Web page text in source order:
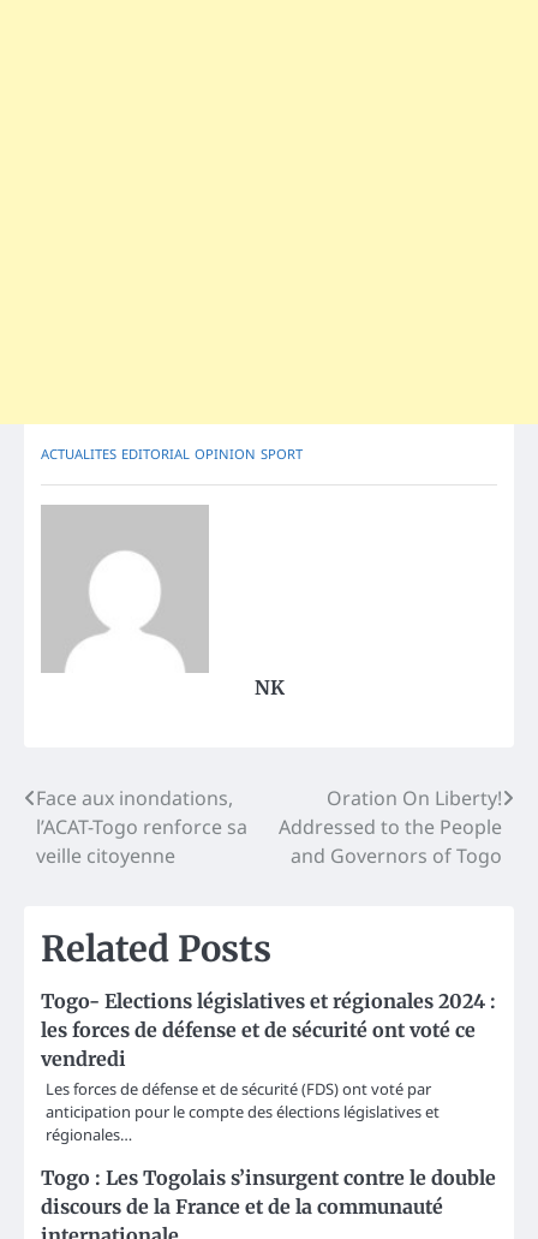
ACTUALITES EDITORIAL OPINION SPORT
NK
Post
navigation
Face aux inondations,
l’ACAT-Togo renforce sa
veille citoyenne
Oration On Liberty!
Addressed to the People
and Governors of Togo
Related Posts
Togo- Elections législatives et régionales 2024 :
les forces de défense et de sécurité ont voté ce
vendredi
Les forces de défense et de sécurité (FDS) ont voté par
anticipation pour le compte des élections législatives et
régionales…
Togo : Les Togolais s’insurgent contre le double
discours de la France et de la communauté